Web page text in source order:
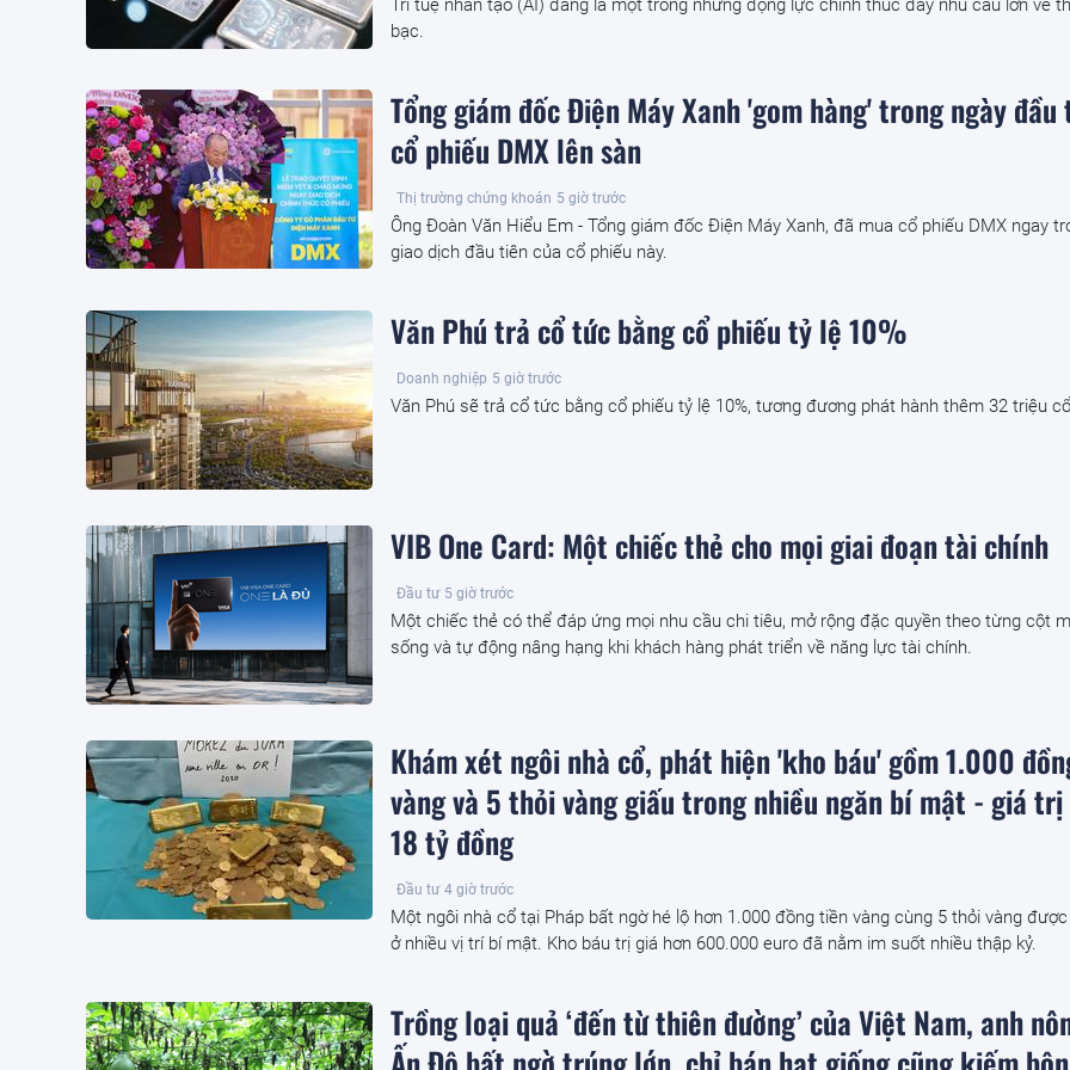
Trí tuệ nhân tạo (AI) đang là một trong những động lực chính thúc đẩy nhu cầu lớn về
bạc.
Tổng giám đốc Điện Máy Xanh 'gom hàng' trong ngày
cổ phiếu DMX lên sàn
Thị trường chứng khoán 5 giờ trước
Ông Đoàn Văn Hiểu Em - Tổng giám đốc Điện Máy Xanh, đã mua cổ phiếu DMX ngay
giao dịch đầu tiên của cổ phiếu này.
Văn Phú trả cổ tức bằng cổ phiếu tỷ lệ 10%
Doanh nghiệp 5 giờ trước
Văn Phú sẽ trả cổ tức bằng cổ phiếu tỷ lệ 10%, tương đương phát hành thêm 32 triệu
VIB One Card: Một chiếc thẻ cho mọi giai đoạn tài chính
Đầu tư 5 giờ trước
Một chiếc thẻ có thể đáp ứng mọi nhu cầu chi tiêu, mở rộng đặc quyền theo từng cột
sống và tự động nâng hạng khi khách hàng phát triển về năng lực tài chính.
Khám xét ngôi nhà cổ, phát hiện 'kho báu' gồm 1.000
vàng và 5 thỏi vàng giấu trong nhiều ngăn bí mật - giá trị
18 tỷ đồng
Đầu tư 4 giờ trước
Một ngôi nhà cổ tại Pháp bất ngờ hé lộ hơn 1.000 đồng tiền vàng cùng 5 thỏi vàng
ở nhiều vị trí bí mật. Kho báu trị giá hơn 600.000 euro đã nằm im suốt nhiều thập kỷ.
Trồng loại quả ‘đến từ thiên đường’ của Việt Nam, anh